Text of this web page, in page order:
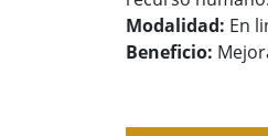
Modalidad: En
Beneficio: